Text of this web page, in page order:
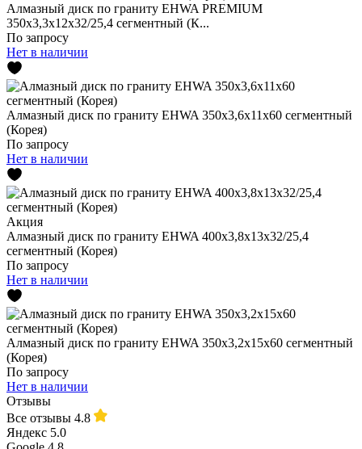
Алмазный диск по граниту EHWA PREMIUM
350x3,3x12x32/25,4 сегментный (К...
По запросу
Нет в наличии
Алмазный диск по граниту EHWA 350x3,6x11x60 сегментный
(Корея)
По запросу
Нет в наличии
Акция
Алмазный диск по граниту EHWA 400x3,8x13x32/25,4
сегментный (Корея)
По запросу
Нет в наличии
Алмазный диск по граниту EHWA 350x3,2x15x60 сегментный
(Корея)
По запросу
Нет в наличии
Отзывы
Все отзывы 4.8
Яндекс 5.0